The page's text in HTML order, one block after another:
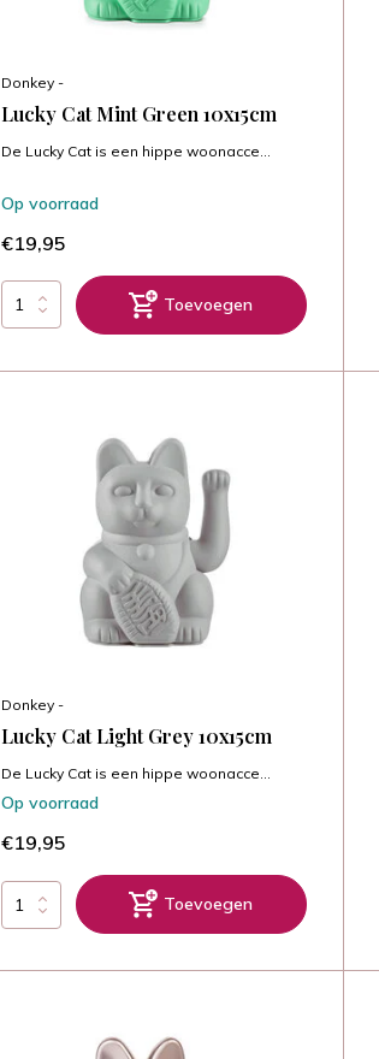
Donkey -
Lucky Cat Mint Green 10x15cm
De Lucky Cat is een hippe woonacce...
Op voorraad
€19,95
Toevoegen
Donkey -
Lucky Cat Light Grey 10x15cm
De Lucky Cat is een hippe woonacce...
Op voorraad
€19,95
Toevoegen